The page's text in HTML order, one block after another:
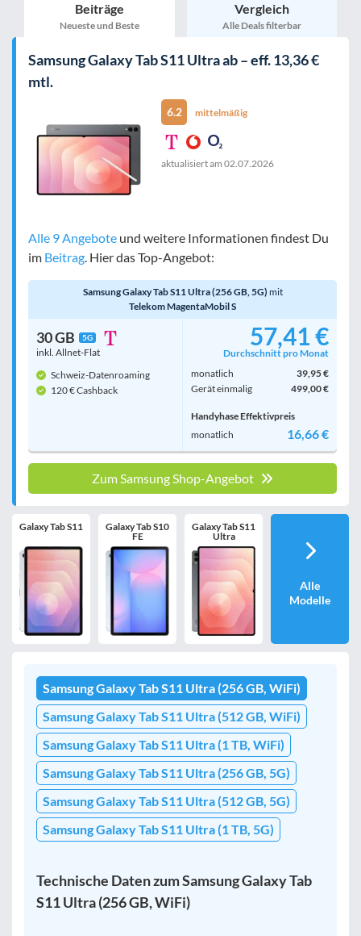
nur 5G-Tarife inkl. Kombi-Tarife
Tablet-Speicher
nur 5G-Tablets
Filter zurücksetzen
Beiträge
Neueste und Beste
Vergleich
Alle Deals filterbar
Samsung Galaxy Tab S11 Ultra ab – eff. 13,36 €
mtl.
6.2 mittelmäßig
aktualisiert am 02.07.2026
Alle 9 Angebote und weitere Informationen findest Du
im Beitrag. Hier das Top-Angebot:
Samsung Galaxy Tab S11 Ultra (256 GB, 5G) mit
Telekom MagentaMobil S
30 GB 5G
inkl. Allnet-Flat
Schweiz-Datenroaming
120 € Cashback
57,41 €
Durchschnitt pro Monat
monatlich
39,95 €
Gerät einmalig
499,00 €
Handyhase Effektivpreis
monatlich
16,66 €
Zum Samsung Shop-Angebot
Galaxy Tab S11
Galaxy Tab S10
FE
Galaxy Tab S11
Ultra
Alle
Modelle
Samsung Galaxy Tab S11 Ultra (256 GB, WiFi)
Samsung Galaxy Tab S11 Ultra (512 GB, WiFi)
Samsung Galaxy Tab S11 Ultra (1 TB, WiFi)
Samsung Galaxy Tab S11 Ultra (256 GB, 5G)
Samsung Galaxy Tab S11 Ultra (512 GB, 5G)
Samsung Galaxy Tab S11 Ultra (1 TB, 5G)
Technische Daten zum Samsung Galaxy Tab
S11 Ultra (256 GB, WiFi)